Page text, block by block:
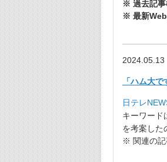
※ 過去記事
※ 最新Web
2024.05.13
「ハム大
日テレ
キーワード
を考案した
※ 関連の記